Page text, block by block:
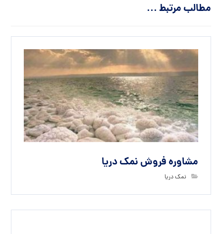
مطالب مرتبط ...
مشاوره فروش نمک دریا
نمک دریا